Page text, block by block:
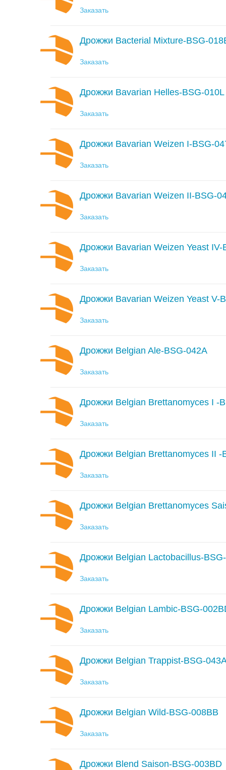
Заказать
Дрожжи Bacterial Mixture-BSG-
Заказать
Дрожжи Bavarian Helles-BSG-010L
Заказать
Дрожжи Bavarian Weizen I-BSG-
Заказать
Дрожжи Bavarian Weizen II-BSG-
Заказать
Дрожжи Bavarian Weizen Yeast IV-
Заказать
Дрожжи Bavarian Weizen Yeast V-
Заказать
Дрожжи Belgian Ale-BSG-042A
Заказать
Дрожжи Belgian Brettanomyces I -
Заказать
Дрожжи Belgian Brettanomyces II -
Заказать
Дрожжи Belgian Brettanomyces
Заказать
Дрожжи Belgian Lactobacillus-
Заказать
Дрожжи Belgian Lambic-BSG-
Заказать
Дрожжи Belgian Trappist-BSG-
Заказать
Дрожжи Belgian Wild-BSG-008BB
Заказать
Дрожжи Blend Saison-BSG-003BD